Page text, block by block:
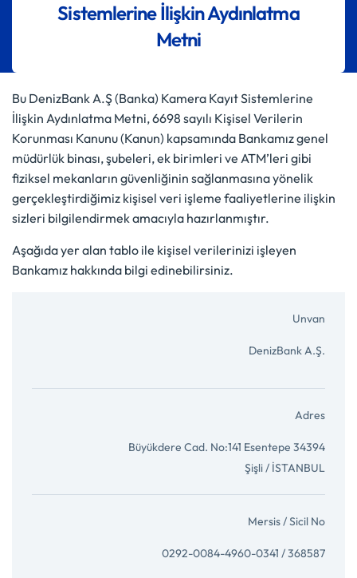
Sistemlerine İlişkin Aydınlatma
Metni
Bu DenizBank A.Ş (Banka) Kamera Kayıt Sistemlerine
İlişkin Aydınlatma Metni, 6698 sayılı Kişisel Verilerin
Korunması Kanunu (Kanun) kapsamında Bankamız genel
müdürlük binası, şubeleri, ek birimleri ve ATM’leri gibi
fiziksel mekanların güvenliğinin sağlanmasına yönelik
gerçekleştirdiğimiz kişisel veri işleme faaliyetlerine ilişkin
sizleri bilgilendirmek amacıyla hazırlanmıştır.
Aşağıda yer alan tablo ile kişisel verilerinizi işleyen
Bankamız hakkında bilgi edinebilirsiniz.